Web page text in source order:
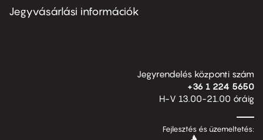
second
Jegyvásárlási információk
Jegyrendelés központi szám
+36 1 224 5650
H-V 13.00-21.00 óráig
Fejlesztés és üzemeltetés: